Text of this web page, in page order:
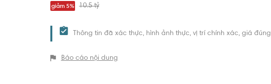
giảm 5% 10.5 tỷ
Thông tin đã xác thực, hình ảnh thực, vị trí chính xác, giá đúng
Báo cáo nội dung